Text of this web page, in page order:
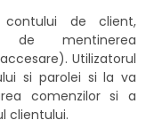
de client,
de mentinerea
Utilizatorul
si parolei si la va
comenzilor si a
clientului.